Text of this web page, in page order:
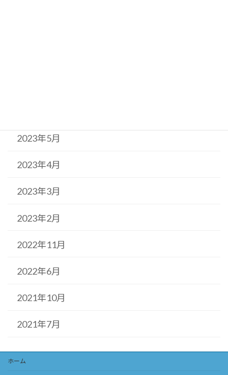
2023年5月
2023年4月
2023年3月
2023年2月
2022年11月
2022年6月
2021年10月
2021年7月
ホーム